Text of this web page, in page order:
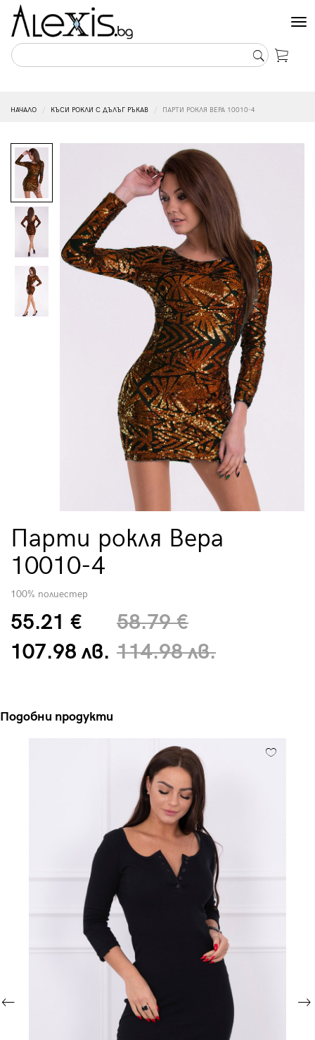
НАЧАЛО КЪСИ РОКЛИ С ДЪЛЪГ РЪКАВ ПАРТИ РОКЛЯ ВЕРА 10010-4
Парти рокля Вера
10010-4
100% полиестер
55.21 €
107.98 лв.
58.79 €
114.98 лв.
Подобни продукти